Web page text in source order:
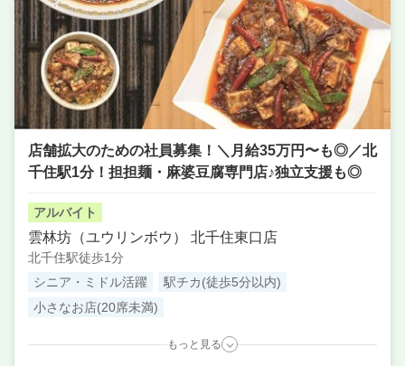
店舗拡大のための社員募集！＼月給35万円〜も◎／北
千住駅1分！担担麺・麻婆豆腐専門店♪独立支援も◎
アルバイト
雲林坊（ユウリンボウ） 北千住東口店
北千住駅徒歩1分
シニア・ミドル活躍
駅チカ(徒歩5分以内)
小さなお店(20席未満)
もっと見る